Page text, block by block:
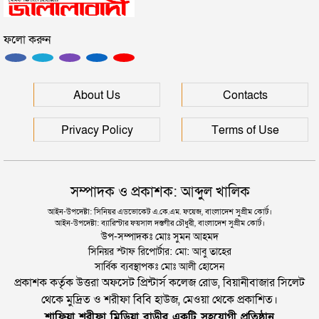
প্রধানমন্ত্রী
সিলেটে আরও দুইজনের মৃত্যু, হাসপাতালে ৩ শতাধিক
ফলো করুন
About Us Contacts
Privacy Policy Terms of Use
সম্পাদক ও প্রকাশক: আব্দুল খালিক
আইন-উপদেষ্টা: সিনিয়র এডভোকেট এ.কে.এম. ফয়েজ, বাংলাদেশ সুপ্রীম কোর্ট।
আইন-উপদেষ্টা: ব্যারিস্টার ফয়সাল দস্তগীর চৌধুরী, বাংলাদেশ সুপ্রীম কোর্ট।
উপ-সম্পাদকঃ মোঃ সুমন আহমদ
সিনিয়র স্টাফ রিপোর্টার: মো: আবু তাহের
সার্বিক ব্যবস্থাপকঃ মোঃ আলী হোসেন
প্রকাশক কর্তৃক উত্তরা অফসেট প্রিন্টার্স কলেজ রোড, বিয়ানীবাজার সিলেট
থেকে মুদ্রিত ও শরীফা বিবি হাউজ, মেওয়া থেকে প্রকাশিত।